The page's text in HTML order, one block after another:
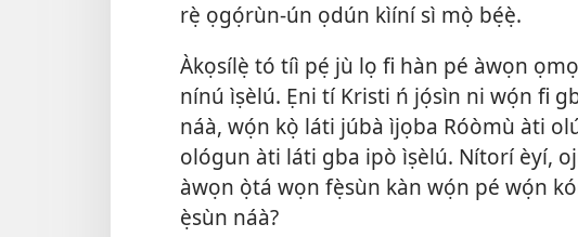
rẹ̀ ọgọ́rùn-ún ọdún kìíní sì mọ̀ bẹ́ẹ̀.
Àkọsílẹ̀ tó tíì pẹ́ jù lọ fi hàn pé àwọn
nínú ìṣèlú. Ẹni tí Kristi ń jọ́sìn ni wọ́n fi
náà, wọ́n kọ̀ láti júbà ìjọba Róòmù àti
ológun àti láti gba ipò ìṣèlú. Nítorí èyí,
àwọn ọ̀tá wọn fẹ̀sùn kàn wọ́n pé wọ́n
ẹ̀sùn náà?